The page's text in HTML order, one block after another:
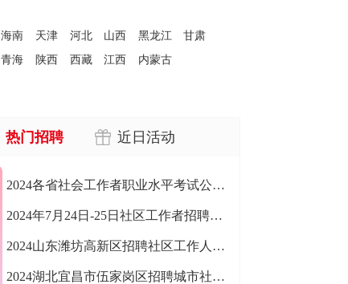
海南 天津 河北 山西 黑龙江
甘肃
青海 陕西 西藏 江西 内蒙古
热门招聘 近日活动
2024各省社会工作者职业水平考试公告汇总
2024年7月24日-25日社区工作者招聘公告汇总（1197人）
2024山东潍坊高新区招聘社区工作人员50人公告
2024湖北宜昌市伍家岗区招聘城市社区工作者23人公告